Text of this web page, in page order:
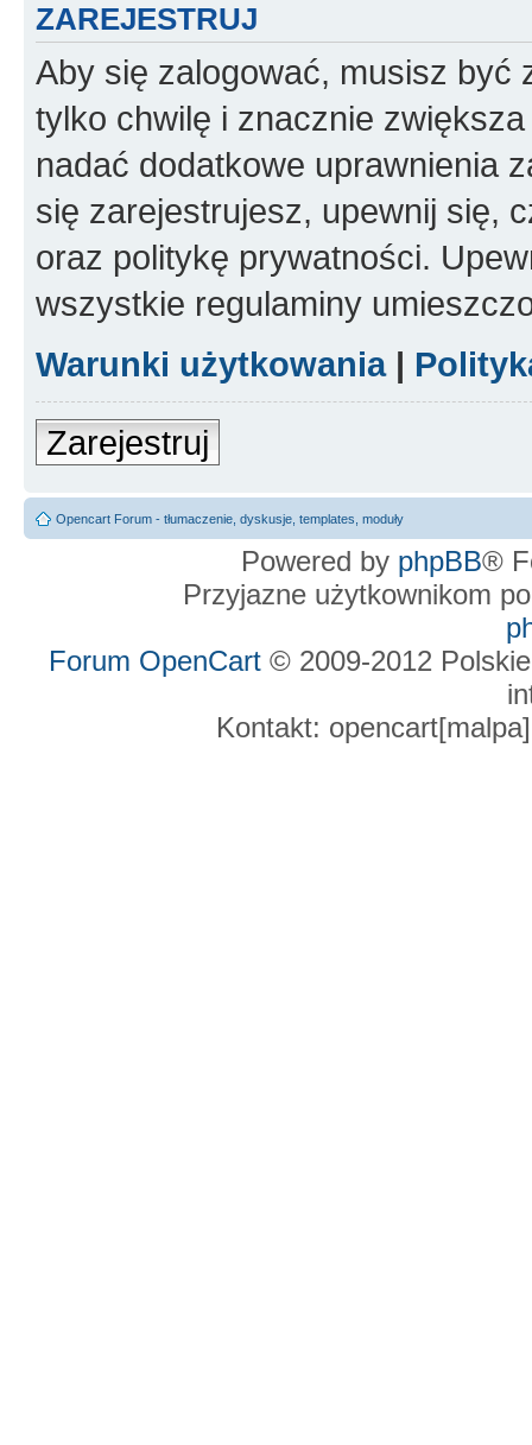
ZAREJESTRUJ
Aby się zalogować, musisz być
tylko chwilę i znacznie
nadać dodatkowe uprawnienia
się zarejestrujesz, upewnij się,
oraz politykę prywatności.
wszystkie regulaminy
Warunki użytkowania|
Zarejestruj
Opencart Forum - tłumaczenie, dyskusje, templates, moduły
Powered by phpBB®
Przyjazne użytkownikom
Forum OpenCart © 2009-2012
Kontakt: